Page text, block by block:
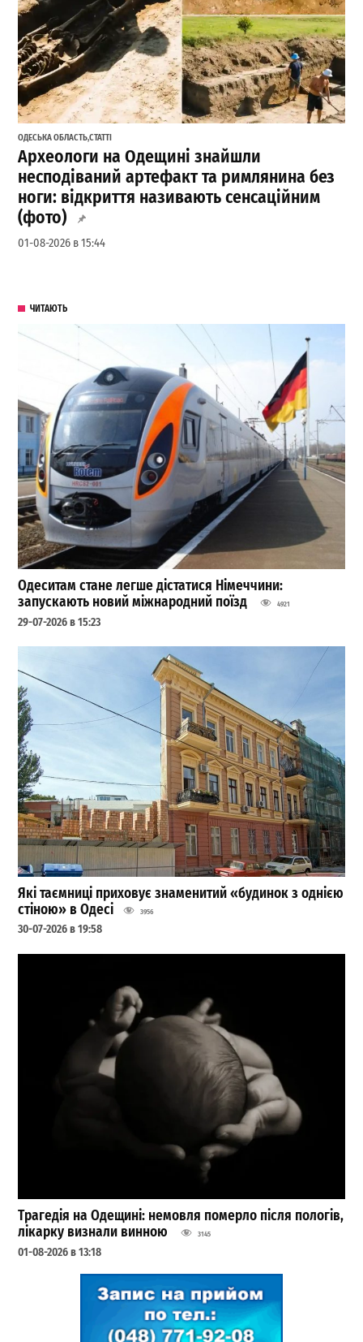
ОДЕСЬКА ОБЛАСТЬ,СТАТТІ
Археологи на Одещині знайшли
несподіваний артефакт та римлянина без
ноги: відкриття називають сенсаційним
(фото)
01-08-2026 в 15:44
ЧИТАЮТЬ
Одеситам стане легше дістатися Німеччини:
запускають новий міжнародний поїзд
4921
29-07-2026 в 15:23
Які таємниці приховує знаменитий «будинок з однією
стіною» в Одесі
3956
30-07-2026 в 19:58
Трагедія на Одещині: немовля померло після пологів,
лікарку визнали винною
3145
01-08-2026 в 13:18